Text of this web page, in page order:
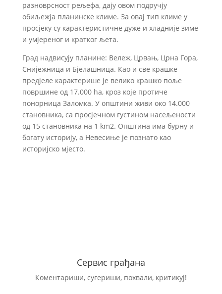
разноврсност рељефа, дају овом подручју
обиљежја планинске климе. За овај тип климе у
просјеку су карактеристичне дуже и хладније зиме
и умјереног и кратког љета.
Град надвисују планине: Вележ, Црвањ, Црна Гора,
Снијежница и Бјелашница. Као и све крашке
предјеле карактерише је велико крашко поље
површине од 17.000 ha, кроз које протиче
понорница Заломка. У општини живи око 14.000
становника, са просјечном густином насељености
од 15 становника на 1 km2. Општина има бурну и
богату историју, а Невесиње је познато као
историјско мјесто.
Сервис грађана
Коментариши, сугериши, похвали, критикуј!